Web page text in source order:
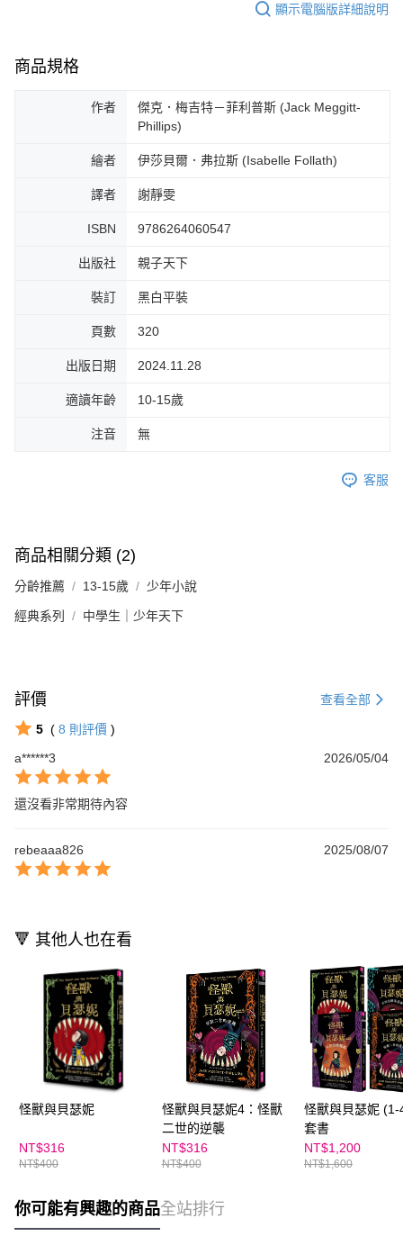
顯示電腦版詳細說明
商品規格
作者
傑克．梅吉特－菲利普斯 (Jack Meggitt-
Phillips)
繪者 伊莎貝爾．弗拉斯 (Isabelle Follath)
譯者 謝靜雯
ISBN 9786264060547
出版社 親子天下
裝訂 黑白平裝
頁數 320
出版日期 2024.11.28
適讀年齡 10-15歲
注音 無
客服
商品相關分類 (2)
分齡推薦 13-15歲 少年小說
經典系列 中學生｜少年天下
評價 查看全部
5 ( 8 則評價 )
a******3
2026/05/04
還沒看非常期待內容
rebeaaa826 2025/08/07
🔻 其他人也在看
怪獸與貝瑟妮
NT$316
NT$400
怪獸與貝瑟妮4：怪獸
二世的逆襲
NT$316
NT$400
怪獸與貝瑟妮 (1-
套書
NT$1,200
NT$1,600
你可能有興趣的商品全站排行